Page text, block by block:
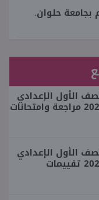
بجامعة حلوان.
الأول الإعدادي
الأول الإعدادي
دراسات الترم الأول 2027 تقييمات